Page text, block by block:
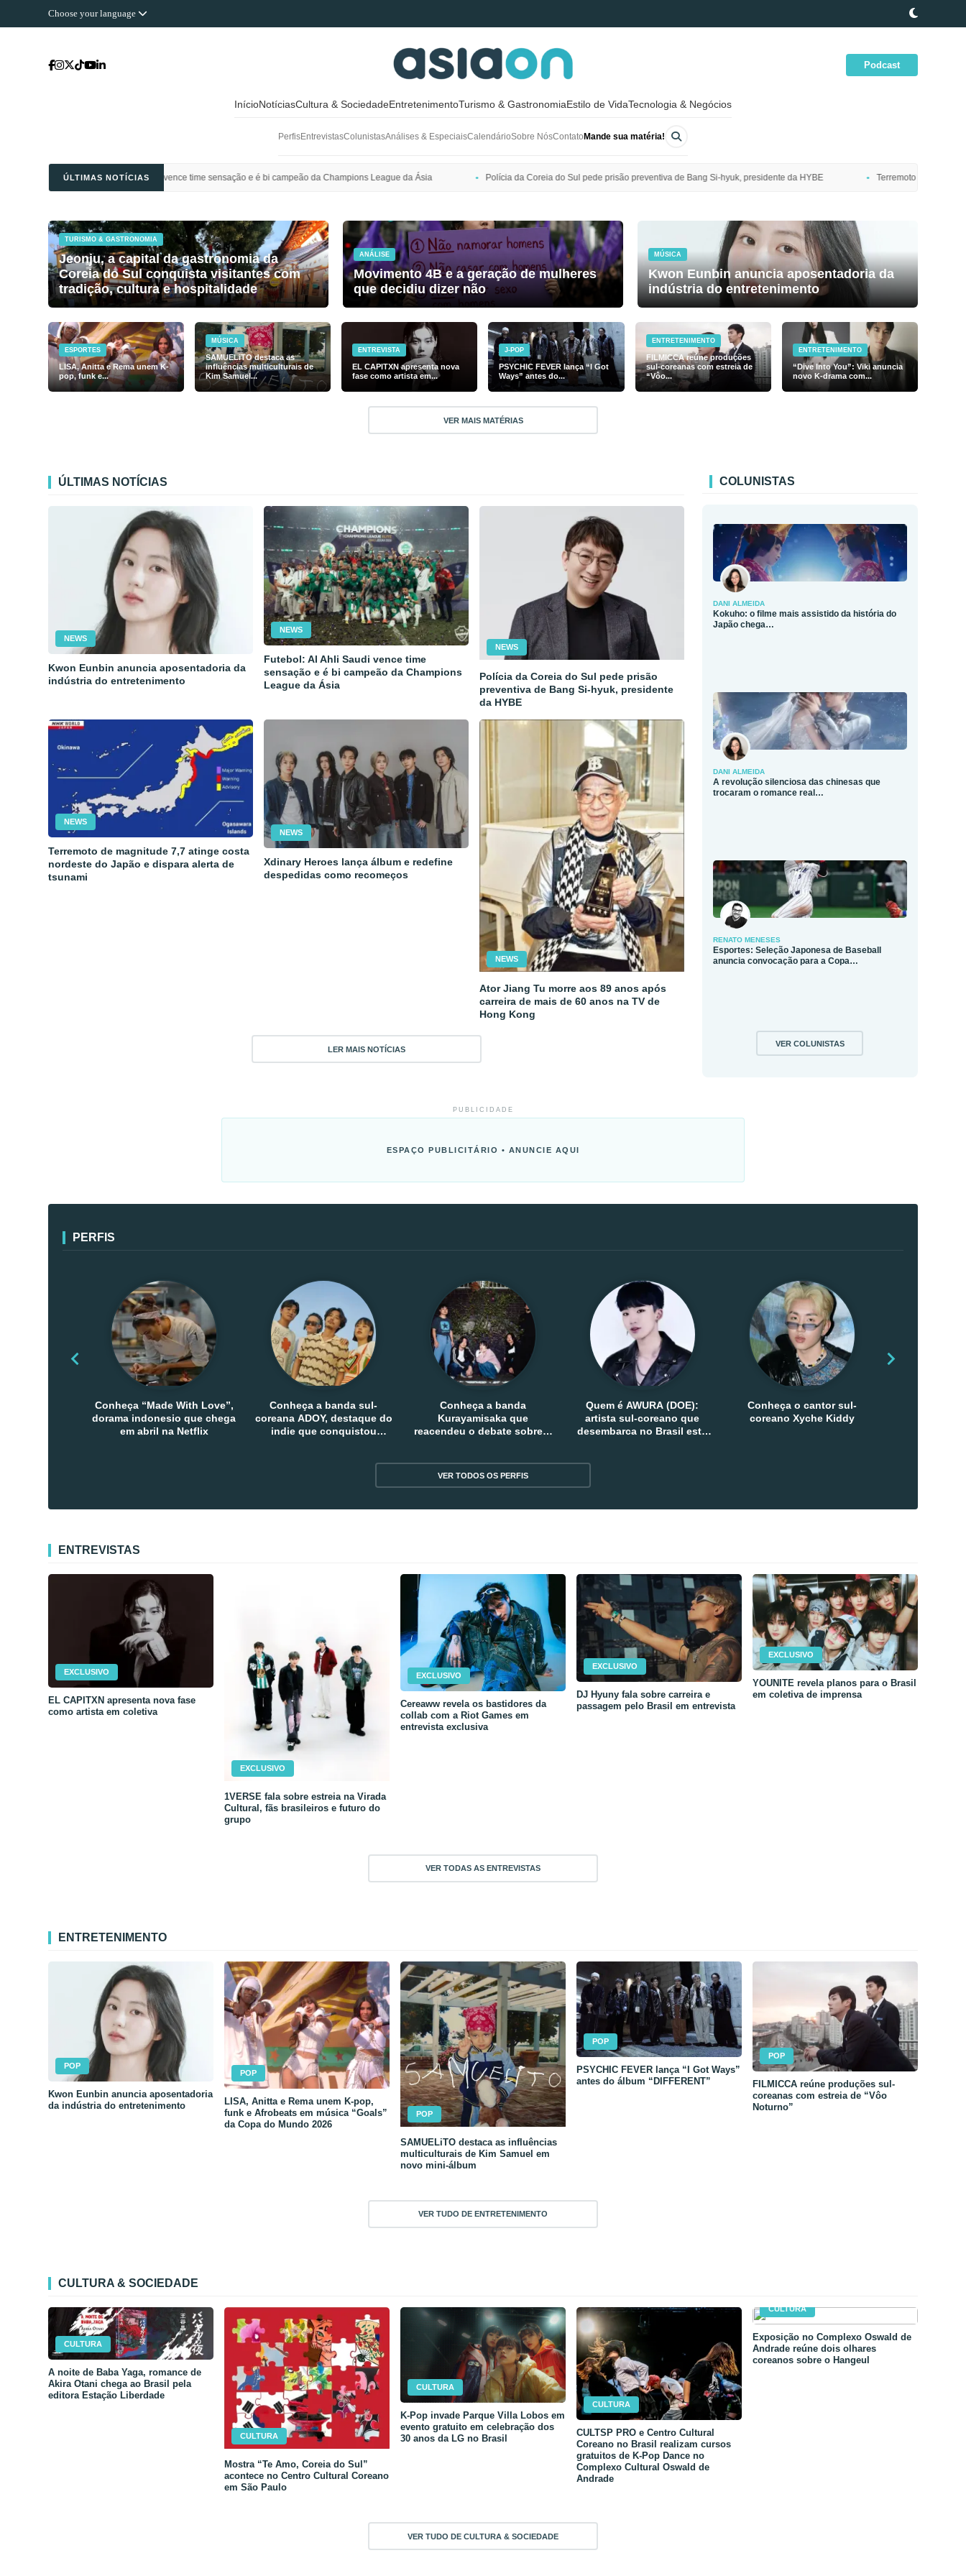
Choose your language
Podcast
InícioNotíciasCultura & SociedadeEntretenimentoTurismo & GastronomiaEstilo de VidaTecnologia & Negócios
PerfisEntrevistasColunistasAnálises & EspeciaisCalendárioSobre NósContato Mande sua matéria!
ÚLTIMAS NOTÍCIAS
Saudi vence time sensação e é bi campeão da Champions League da Ásia Polícia da Coreia do Sul pede prisão preventiva de Bang Si-hyuk, presidente da HYBE Terremoto de magnitude 7,7 atinge costa nordeste do
TURISMO & GASTRONOMIA
Jeonju, a capital da gastronomia da
Coreia do Sul conquista visitantes com
tradição, cultura e hospitalidade
ANÁLISE
Movimento 4B e a geração de mulheres
que decidiu dizer não
MÚSICA
Kwon Eunbin anuncia aposentadoria da
indústria do entretenimento
ESPORTES
LISA, Anitta e Rema unem K-
pop, funk e...
MÚSICA
SAMUELiTO destaca as
influências multiculturais de
Kim Samuel...
ENTREVISTA
EL CAPITXN apresenta nova
fase como artista em...
J-POP
PSYCHIC FEVER lança “I Got
Ways” antes do...
ENTRETENIMENTO
FILMICCA reúne produções
sul-coreanas com estreia de
“Vôo...
ENTRETENIMENTO
“Dive Into You”: Viki anuncia
novo K-drama com...
VER MAIS MATÉRIAS
ÚLTIMAS NOTÍCIAS
NEWS
Kwon Eunbin anuncia aposentadoria da
indústria do entretenimento
NEWS
Futebol: Al Ahli Saudi vence time
sensação e é bi campeão da Champions
League da Ásia
NEWS
Polícia da Coreia do Sul pede prisão
preventiva de Bang Si-hyuk, presidente
da HYBE
NEWS
Terremoto de magnitude 7,7 atinge costa
nordeste do Japão e dispara alerta de
tsunami
NEWS
Xdinary Heroes lança álbum e redefine
despedidas como recomeços
NEWS
Ator Jiang Tu morre aos 89 anos após
carreira de mais de 60 anos na TV de
Hong Kong
LER MAIS NOTÍCIAS
COLUNISTAS
DANI ALMEIDA
Kokuho: o filme mais assistido da história do
Japão chega…
DANI ALMEIDA
A revolução silenciosa das chinesas que
trocaram o romance real…
RENATO MENESES
Esportes: Seleção Japonesa de Baseball
anuncia convocação para a Copa…
VER COLUNISTAS
PUBLICIDADE
ESPAÇO PUBLICITÁRIO • ANUNCIE AQUI
PERFIS
Conheça “Made With Love”,
dorama indonesio que chega
em abril na Netflix
Conheça a banda sul-
coreana ADOY, destaque do
indie que conquistou
Conheça a banda
Kurayamisaka que
reacendeu o debate sobre o
Quem é AWURA (DOE):
artista sul-coreano que
desembarca no Brasil esta
Conheça o cantor sul-
coreano Xyche Kiddy
VER TODOS OS PERFIS
ENTREVISTAS
EXCLUSIVO
EL CAPITXN apresenta nova fase
como artista em coletiva
EXCLUSIVO
1VERSE fala sobre estreia na Virada
Cultural, fãs brasileiros e futuro do
grupo
EXCLUSIVO
Cereaww revela os bastidores da
collab com a Riot Games em
entrevista exclusiva
EXCLUSIVO
DJ Hyuny fala sobre carreira e
passagem pelo Brasil em entrevista
EXCLUSIVO
YOUNITE revela planos para o Brasil
em coletiva de imprensa
VER TODAS AS ENTREVISTAS
ENTRETENIMENTO
POP
Kwon Eunbin anuncia aposentadoria
da indústria do entretenimento
POP
LISA, Anitta e Rema unem K-pop,
funk e Afrobeats em música “Goals”
da Copa do Mundo 2026
POP
SAMUELiTO destaca as influências
multiculturais de Kim Samuel em
novo mini-álbum
POP
PSYCHIC FEVER lança “I Got Ways”
antes do álbum “DIFFERENT”
POP
FILMICCA reúne produções sul-
coreanas com estreia de “Vôo
Noturno”
VER TUDO DE ENTRETENIMENTO
CULTURA & SOCIEDADE
CULTURA
A noite de Baba Yaga, romance de
Akira Otani chega ao Brasil pela
editora Estação Liberdade
CULTURA
Mostra “Te Amo, Coreia do Sul”
acontece no Centro Cultural Coreano
em São Paulo
CULTURA
K-Pop invade Parque Villa Lobos em
evento gratuito em celebração dos
30 anos da LG no Brasil
CULTURA
CULTSP PRO e Centro Cultural
Coreano no Brasil realizam cursos
gratuitos de K-Pop Dance no
Complexo Cultural Oswald de
Andrade
CULTURA
Exposição no Complexo Oswald de
Andrade reúne dois olhares
coreanos sobre o Hangeul
VER TUDO DE CULTURA & SOCIEDADE